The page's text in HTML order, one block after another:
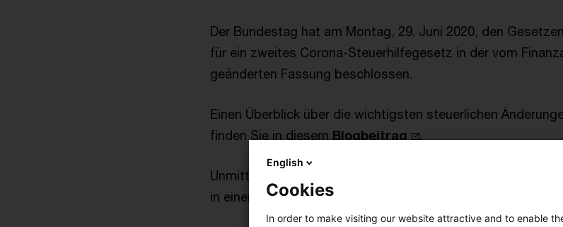
Der Bundestag hat am Montag, 29. Juni 2020, den
für ein zweites Corona-Steuerhilfegesetz in der vom
geänderten Fassung beschlossen.
Einen Überblick über die wichtigsten steuerlichen
finden Sie in diesem Blogbeitrag .
Unmittelbar nach dem Bundestag hat am 29. Juni 2020
in einer Sondersitzung seine Zustimmung
English
Cookies
In order to make visiting our website attractive and to enable